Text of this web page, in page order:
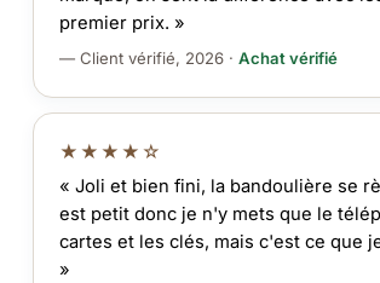
premier prix. »
— Client vérifié, 2026 · Achat vérifié
★★★★☆
« Joli et bien fini, la bandoulière se
est petit donc je n'y mets que le
cartes et les clés, mais c'est ce que
»